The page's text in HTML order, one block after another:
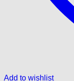
Add to wishlist